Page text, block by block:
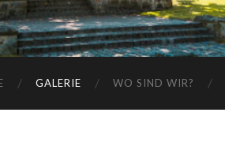
GALERIE WO SIND WIR?